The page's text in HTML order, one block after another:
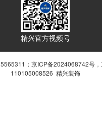
精兴官方视频号
； 京ICP备2024068742号，
110105008526 精兴装饰